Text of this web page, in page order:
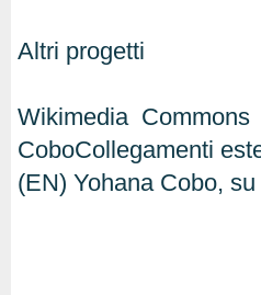
Altri progetti
Wikimedia
CoboCollegamenti
(EN) Yohana Cobo,